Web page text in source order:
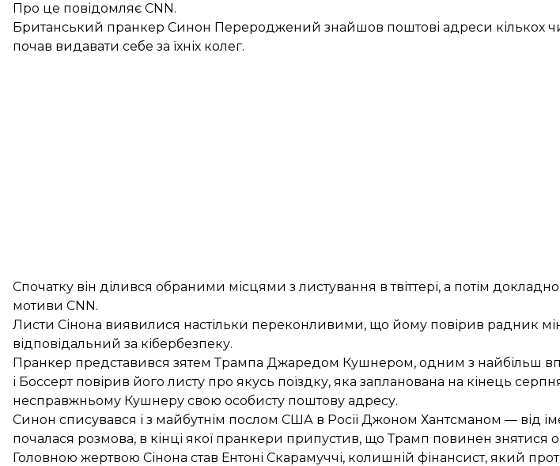
Про це повідомляє CNN.
Британський пранкер Синон Перероджений знайшов поштові адреси кількох
почав видавати себе за їхніх колег.
Спочатку він ділився обраними місцями з листування в твіттері, а потім
мотиви CNN.
Листи Сінона виявилися настільки переконливими, що йому повірив радник
відповідальний за кібербезпеку.
Пранкер представився зятем Трампа Джаредом Кушнером, одним з найбільш
і Боссерт повірив його листу про якусь поїздку, яка запланована на кінець
несправжньому Кушнеру свою особисту поштову адресу.
Синон списувався і з майбутнім послом США в Росії Джоном Хантсманом — від
почалася розмова, в кінці якої пранкери припустив, що Трамп повинен знятися
Головною жертвою Сінона став Ентоні Скарамуччі, колишній фінансист, який